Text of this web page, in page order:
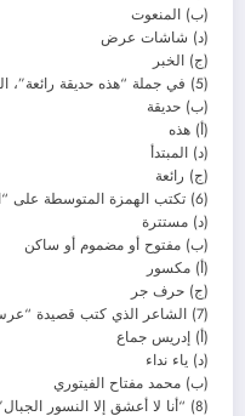
(ب) المنعوت
(د) شاشات عرض
(ج) الخبر
(5) في جملة “هذه حديقة رائعة”، النعت هنا هو كلمة:
(ب) حديقة
(أ) هذه
(د) المبتدأ
(ج) رائعة
(6) تكتب الهمزة المتوسطة على “الواو” إذا كانت الهمزة مضمومة وما قبلها:
(د) مستترة
(ب) مفتوح أو مضموم أو ساكن
(أ) مكسور
(ج) حرف جر
(7) الشاعر الذي كتب قصيدة “عرس السودان” هو:
(أ) إدريس جماع
(د) ياء نداء
(ب) محمد مفتاح الفيتوري
(8) “أنا لا أعشق إلا النسور الجبال”، تعبير يدل على حب: